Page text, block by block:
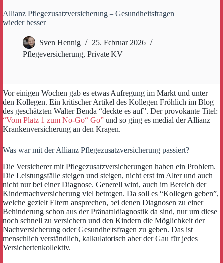
Allianz Pflegezusatzversicherung – Gesundheitsfragen
wieder besser
Sven Hennig
25. Februar 2026
Pflegeversicherung, Private KV
Vor einigen Wochen gab es etwas Aufregung im Markt und unter
den Kollegen. Ein kritischer Artikel des Kollegen Fröhlich im Blog
des geschätzten Walter Benda “deckte es auf”. Der provokante Titel:
“Vom Platz 1 zum No-Go“ Go” und so ging es medial der Allianz
Krankenversicherung an den Kragen.
Was war mit der Allianz Pflegezusatzversicherung passiert?
Die Versicherer mit Pflegezusatzversicherungen haben ein Problem.
Die Leistungsfälle steigen und steigen, nicht erst im Alter und auch
nicht nur bei einer Diagnose. Generell wird, auch im Bereich der
Kindernachversicherung viel betrogen. Da soll es “Kollegen geben”,
welche gezielt Eltern ansprechen, bei denen Diagnosen zu einer
Behinderung schon aus der Pränataldiagnostik da sind, nur um diese
noch schnell zu versichern und den Kindern die Möglichkeit der
Nachversicherung oder Gesundheitsfragen zu geben. Das ist
menschlich verständlich, kalkulatorisch aber der Gau für jedes
Versichertenkollektiv.